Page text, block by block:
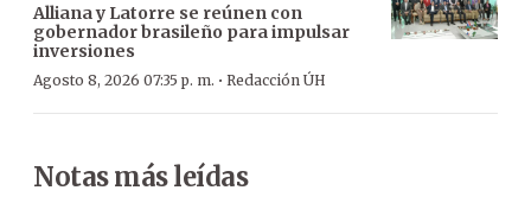
Alliana y Latorre se reúnen con
gobernador brasileño para impulsar
inversiones
Agosto 8, 2026 07:35 p. m. · Redacción ÚH
Notas más leídas